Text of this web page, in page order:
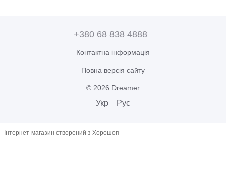
+380 68 838 4888
Контактна інформація
Повна версія сайту
© 2026 Dreamer
Укр Рус
Інтернет-магазин створений з Хорошоп